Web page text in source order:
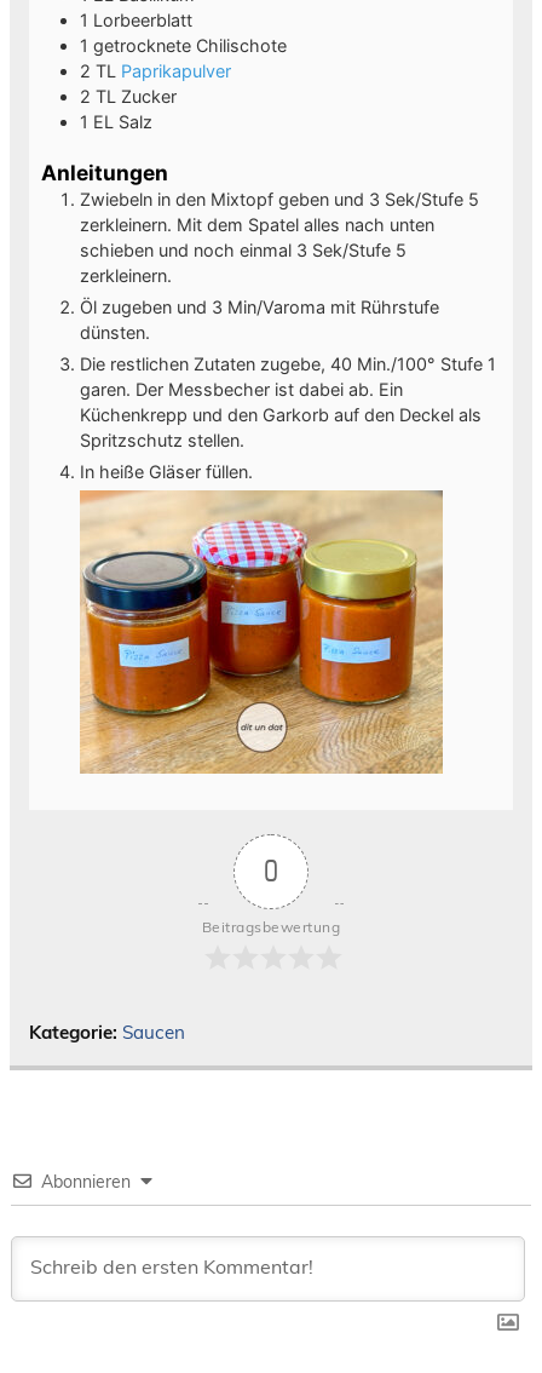
1 Lorbeerblatt
1 getrocknete Chilischote
2 TL Paprikapulver
2 TL Zucker
1 EL Salz
Anleitungen
Zwiebeln in den Mixtopf geben und 3 Sek/Stufe 5
zerkleinern. Mit dem Spatel alles nach unten
schieben und noch einmal 3 Sek/Stufe 5
zerkleinern.
Öl zugeben und 3 Min/Varoma mit Rührstufe
dünsten.
Die restlichen Zutaten zugebe, 40 Min./100° Stufe 1
garen. Der Messbecher ist dabei ab. Ein
Küchenkrepp und den Garkorb auf den Deckel als
Spritzschutz stellen.
In heiße Gläser füllen.
0
Beitragsbewertung
Kategorie: Saucen
Abonnieren